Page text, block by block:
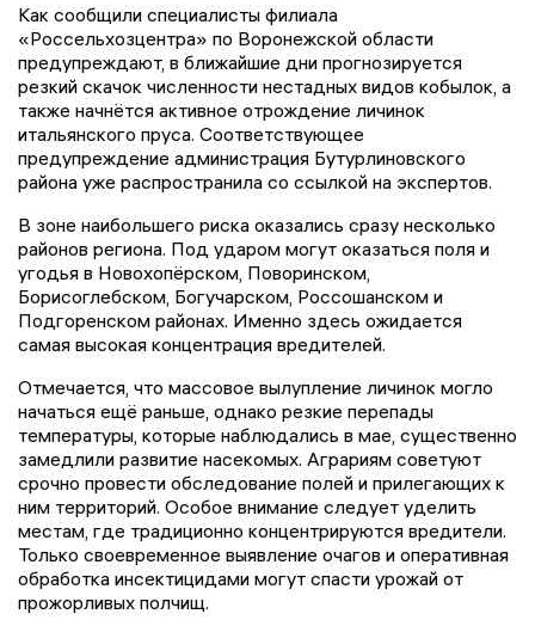
Как сообщили специалисты филиала
«Россельхозцентра» по Воронежской области
предупреждают, в ближайшие дни прогнозируется
резкий скачок численности нестадных видов кобылок, а
также начнётся активное отрождение личинок
итальянского пруса. Соответствующее
предупреждение администрация Бутурлиновского
района уже распространила со ссылкой на экспертов.
В зоне наибольшего риска оказались сразу несколько
районов региона. Под ударом могут оказаться поля и
угодья в Новохопёрском, Поворинском,
Борисоглебском, Богучарском, Россошанском и
Подгоренском районах. Именно здесь ожидается
самая высокая концентрация вредителей.
Отмечается, что массовое вылупление личинок могло
начаться ещё раньше, однако резкие перепады
температуры, которые наблюдались в мае, существенно
замедлили развитие насекомых. Аграриям советуют
срочно провести обследование полей и прилегающих к
ним территорий. Особое внимание следует уделить
местам, где традиционно концентрируются вредители.
Только своевременное выявление очагов и оперативная
обработка инсектицидами могут спасти урожай от
прожорливых полчищ.